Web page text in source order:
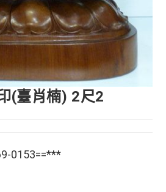
(臺肖楠) 2尺2
0153==***